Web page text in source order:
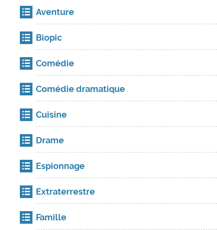
Aventure
Biopic
Comédie
Comédie dramatique
Cuisine
Drame
Espionnage
Extraterrestre
Famille